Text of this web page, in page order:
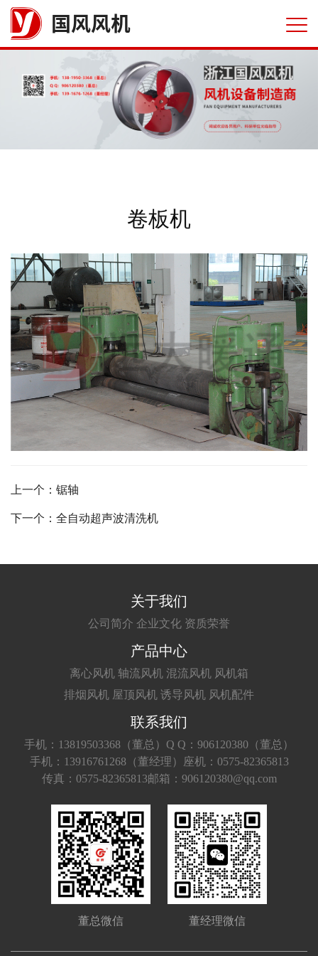
国风风机
卷板机
上一个：锯轴
下一个：全自动超声波清洗机
关于我们
公司简介 企业文化 资质荣誉
产品中心
离心风机 轴流风机 混流风机 风机箱
排烟风机 屋顶风机 诱导风机 风机配件
联系我们
手机：13819503368（董总） Q Q：906120380（董总）
手机：13916761268（董经理）
座机：0575-82365813
传真：0575-82365813邮箱：906120380@qq.com
董总微信 董经理微信